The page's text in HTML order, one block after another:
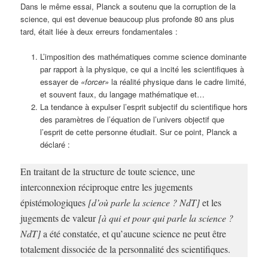
Dans le même essai, Planck a soutenu que la corruption de la
science, qui est devenue beaucoup plus profonde 80 ans plus
tard, était liée à deux erreurs fondamentales :
L’imposition des mathématiques comme science dominante
par rapport à la physique, ce qui a incité les scientifiques à
essayer de «forcer» la réalité physique dans le cadre limité,
et souvent faux, du langage mathématique et…
La tendance à expulser l’esprit subjectif du scientifique hors
des paramètres de l’équation de l’univers objectif que
l’esprit de cette personne étudiait. Sur ce point, Planck a
déclaré :
En traitant de la structure de toute science, une
interconnexion réciproque entre les jugements
épistémologiques [d’où parle la science ? NdT]et les
jugements de valeur[à qui et pour qui parle la science ?
NdT]a été constatée, et qu’aucune science ne peut être
totalement dissociée de la personnalité des scientifiques.